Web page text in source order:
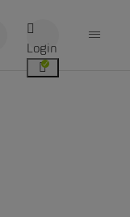
Login